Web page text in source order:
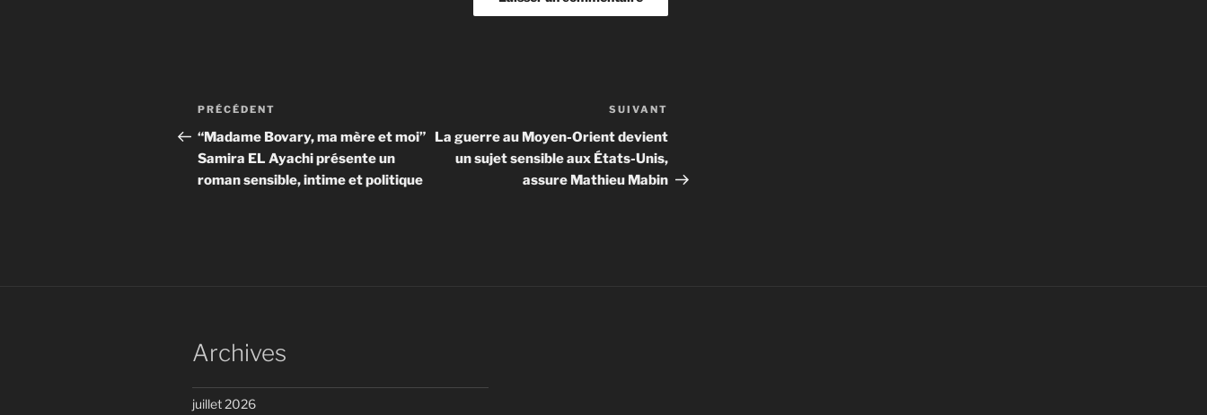
Navigation
de
l’article
Article
précédent
PRÉCÉDENT
“Madame Bovary, ma mère et moi”
Samira EL Ayachi présente un
roman sensible, intime et politique
suivant
SUIVANT
La guerre au Moyen-Orient devient
un sujet sensible aux États-Unis,
assure Mathieu Mabin
Archives
juillet 2026